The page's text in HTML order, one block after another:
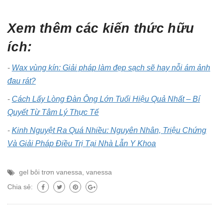
Xem thêm các kiến thức hữu
ích:
- Wax vùng kín: Giải pháp làm đẹp sạch sẽ hay nỗi ám ảnh
đau rát?
- Cách Lấy Lòng Đàn Ông Lớn Tuổi Hiệu Quả Nhất – Bí
Quyết Từ Tâm Lý Thực Tế
- Kinh Nguyệt Ra Quá Nhiều: Nguyên Nhân, Triệu Chứng
Và Giải Pháp Điều Trị Tại Nhà Lẫn Y Khoa
gel bôi trơn vanessa vanessa
Chia sẻ: